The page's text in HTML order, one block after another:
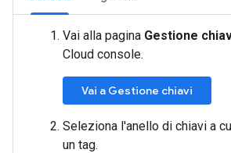
Vai alla pagina Gestione
Cloud console.
Vai a Gestione chiavi
Seleziona l'anello di chiavi a
un tag.